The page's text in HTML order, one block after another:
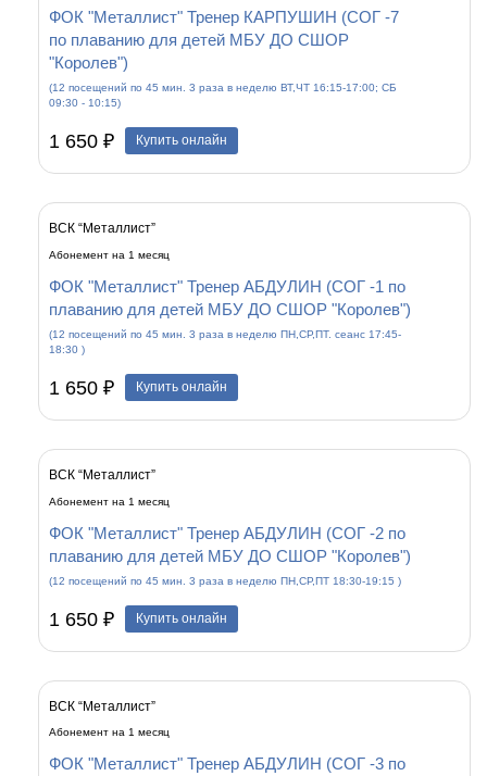
ФОК "Металлист" Тренер КАРПУШИН (СОГ -7
по плаванию для детей МБУ ДО СШОР
"Королев")
(12 посещений по 45 мин. 3 раза в неделю ВТ,ЧТ 16:15-17:00; СБ
09:30 - 10:15)
1 650 ₽ Купить онлайн
ВСК “Металлист”
Абонемент на 1 месяц
ФОК "Металлист" Тренер АБДУЛИН (СОГ -1 по
плаванию для детей МБУ ДО СШОР "Королев")
(12 посещений по 45 мин. 3 раза в неделю ПН,СР,ПТ. сеанс 17:45-
18:30 )
1 650 ₽ Купить онлайн
ВСК “Металлист”
Абонемент на 1 месяц
ФОК "Металлист" Тренер АБДУЛИН (СОГ -2 по
плаванию для детей МБУ ДО СШОР "Королев")
(12 посещений по 45 мин. 3 раза в неделю ПН,СР,ПТ 18:30-19:15 )
1 650 ₽ Купить онлайн
ВСК “Металлист”
Абонемент на 1 месяц
ФОК "Металлист" Тренер АБДУЛИН (СОГ -3 по